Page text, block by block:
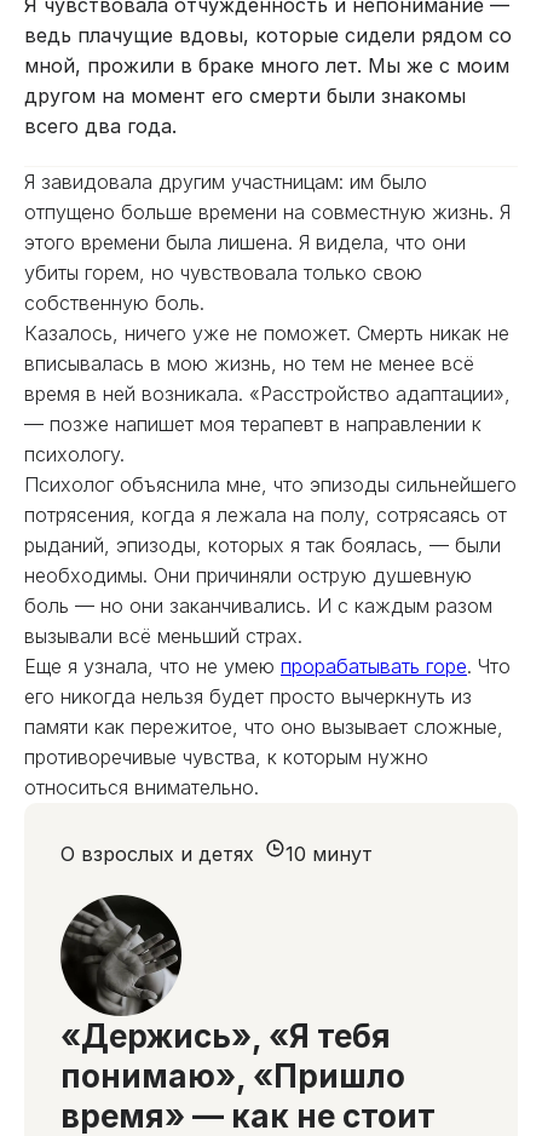
Я чувствовала отчужденность и непонимание —
ведь плачущие вдовы, которые сидели рядом со
мной, прожили в браке много лет. Мы же с моим
другом на момент его смерти были знакомы
всего два года.
Я завидовала другим участницам: им было
отпущено больше времени на совместную жизнь. Я
этого времени была лишена. Я видела, что они
убиты горем, но чувствовала только свою
собственную боль.
Казалось, ничего уже не поможет. Смерть никак не
вписывалась в мою жизнь, но тем не менее всё
время в ней возникала. «Расстройство адаптации»,
— позже напишет моя терапевт в направлении к
психологу.
Психолог объяснила мне, что эпизоды сильнейшего
потрясения, когда я лежала на полу, сотрясаясь от
рыданий, эпизоды, которых я так боялась, — были
необходимы. Они причиняли острую душевную
боль — но они заканчивались. И с каждым разом
вызывали всё меньший страх.
Еще я узнала, что не умею прорабатывать горе. Что
его никогда нельзя будет просто вычеркнуть из
памяти как пережитое, что оно вызывает сложные,
противоречивые чувства, к которым нужно
относиться внимательно.
«Держись», «Я тебя
понимаю», «Пришло
время» — как не стоит
О взрослых и детях 10 минут